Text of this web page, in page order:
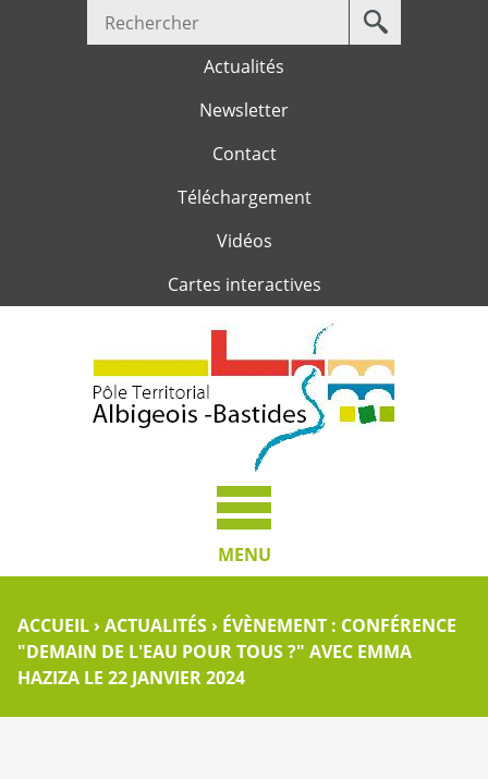
Jump to navigation
Votre
recherche
Actualités
Newsletter
Contact
Téléchargement
Vidéos
Cartes interactives
MENU
ACCUEIL ›ACTUALITÉS › ÉVÈNEMENT : CONFÉRENCE
"DEMAIN DE L'EAU POUR TOUS ?" AVEC EMMA
HAZIZA LE 22 JANVIER 2024